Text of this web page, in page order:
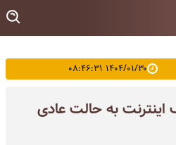
۱۴۰۴/۰۱/۳۰ ۰۸:۴۶:۳۱
به حالت عادی